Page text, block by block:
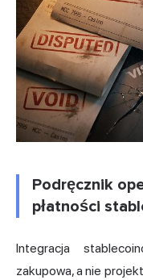
Podręcznik
płatności
Integracja
zakupowa, a nie